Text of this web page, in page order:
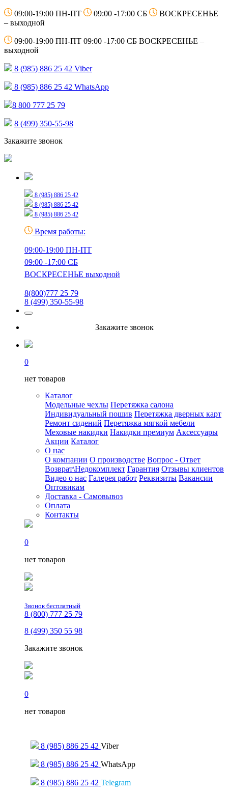
09:00-19:00 ПН-ПТ 09:00 -17:00 СБ
ВОСКРЕСЕНЬЕ
– выходной
09:00-19:00 ПН-ПТ 09:00 -17:00 СБ ВОСКРЕСЕНЬЕ –
выходной
8 (985) 886 25 42 Viber
8 (985) 886 25 42 WhatsApp
8 800 777 25 79
8 (499) 350-55-98
Закажите звонок
8 (985) 886 25 42
8 (985) 886 25 42
8 (985) 886 25 42
Время работы:
09:00-19:00 ПН-ПТ
09:00 -17:00 СБ
ВОСКРЕСЕНЬЕ выходной
8(800)777 25 79
8 (499) 350-55-98
Закажите звонок
0
нет товаров
Каталог
Модельные чехлы Перетяжка салона
Индивидуальный пошив Перетяжка дверных карт
Ремонт сидений Перетяжка мягкой мебели
Меховые накидки Накидки премиум Аксессуары
Акции Каталог
О нас
О компании О производстве Вопрос - Ответ
Возврат\Недокомплект Гарантия Отзывы клиентов
Видео о нас Галерея работ Реквизиты Вакансии
Оптовикам
Доставка - Самовывоз
Оплата
Контакты
0
нет товаров
Звонок бесплатный
8 (800) 777 25 79
8 (499) 350 55 98
Закажите звонок
0
нет товаров
8 (985) 886 25 42 Viber
8 (985) 886 25 42 WhatsApp
8 (985) 886 25 42 Telegram